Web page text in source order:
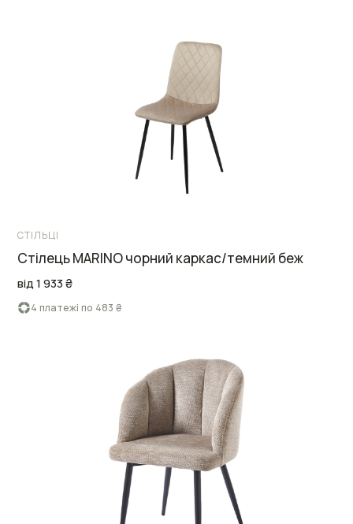
СТІЛЬЦІ
Стілець MARINO чорний каркас/темний беж
від 1 933 ₴
4 платежі по 483 ₴